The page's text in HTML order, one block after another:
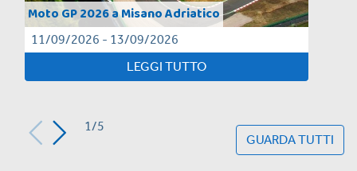
Moto GP 2026 a Misano Adriatico
11/09/2026 - 13/09/2026
LEGGI TUTTO
1/5
GUARDA TUTTI